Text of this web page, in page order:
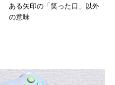
ある矢印の「笑った口」以外
の意味